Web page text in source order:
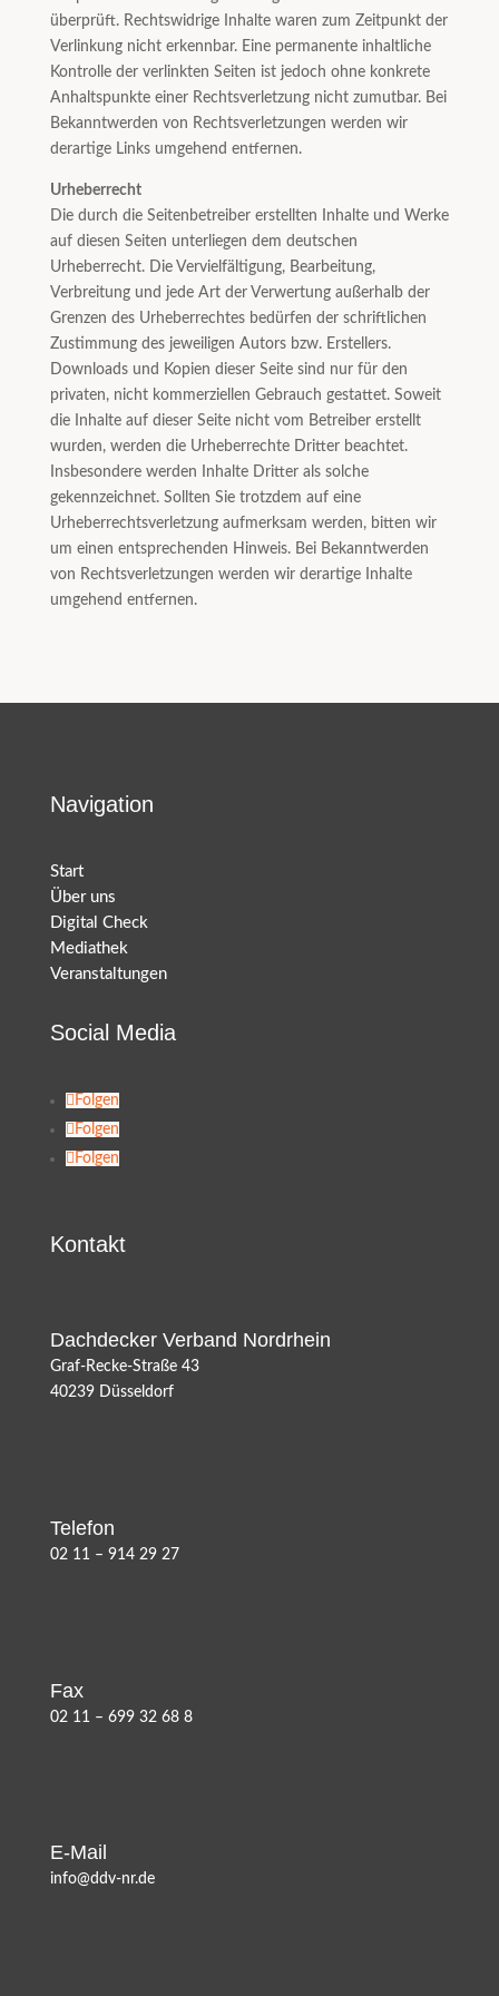
überprüft. Rechtswidrige Inhalte waren zum Zeitpunkt der
Verlinkung nicht erkennbar. Eine permanente inhaltliche
Kontrolle der verlinkten Seiten ist jedoch ohne konkrete
Anhaltspunkte einer Rechtsverletzung nicht zumutbar. Bei
Bekanntwerden von Rechtsverletzungen werden wir
derartige Links umgehend entfernen.
Urheberrecht
Die durch die Seitenbetreiber erstellten Inhalte und Werke
auf diesen Seiten unterliegen dem deutschen
Urheberrecht. Die Vervielfältigung, Bearbeitung,
Verbreitung und jede Art der Verwertung außerhalb der
Grenzen des Urheberrechtes bedürfen der schriftlichen
Zustimmung des jeweiligen Autors bzw. Erstellers.
Downloads und Kopien dieser Seite sind nur für den
privaten, nicht kommerziellen Gebrauch gestattet. Soweit
die Inhalte auf dieser Seite nicht vom Betreiber erstellt
wurden, werden die Urheberrechte Dritter beachtet.
Insbesondere werden Inhalte Dritter als solche
gekennzeichnet. Sollten Sie trotzdem auf eine
Urheberrechtsverletzung aufmerksam werden, bitten wir
um einen entsprechenden Hinweis. Bei Bekanntwerden
von Rechtsverletzungen werden wir derartige Inhalte
umgehend entfernen.
Navigation
Start
Über uns
Digital Check
Mediathek
Veranstaltungen
Social Media
Folgen
Folgen
Folgen
Kontakt
Dachdecker Verband Nordrhein
Graf-Recke-Straße 43
40239 Düsseldorf
Telefon
02 11 – 914 29 27
Fax
02 11 – 699 32 68 8
E-Mail
info@ddv-nr.de